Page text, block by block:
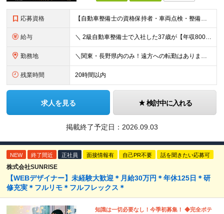
応募資格 【自動車整備士の資格保持者・車両点検・整備経験者歓迎！】 ディーラー、民間整備工場、 トラック・重機整備、ガソリンスタンド等での 点検・整備経験などのご経験をお持ちの方も歓迎します！ ■高卒以上 ■普
給与 ＼ 2級自動車整備士で入社した37歳が【年収800万円】を実現！ ／ ★家賃・駐車場代の最大8割を会社が負担！毎月の固定費を大幅カット ★賞与実績4.25ヶ月分（年間120万円～140万円以上の支給実
勤務地 ＼関東・長野県内のみ！遠方への転勤はありません／ ★全事業所がIC近く！マイカーで快適に通勤可能です ★引越し費用や単身赴任時の家賃・家具家電の賃料も全額負担します ◆京浜事業所 神奈川県横浜市
残業時間 20時間以内
求人を見る 検討中に入れる
掲載終了予定日： 2026.09.03
NEW 終了間近 正社員 面接情報有 自己PR不要 話を聞きたい応募可
株式会社SUNRISE
【WEBデザイナー】未経験大歓迎＊月給30万円＊年休125日＊研
修充実＊フルリモ＊フルフレックス＊
知識は一切必要なし！今季初募集！ ◆完全ポテ